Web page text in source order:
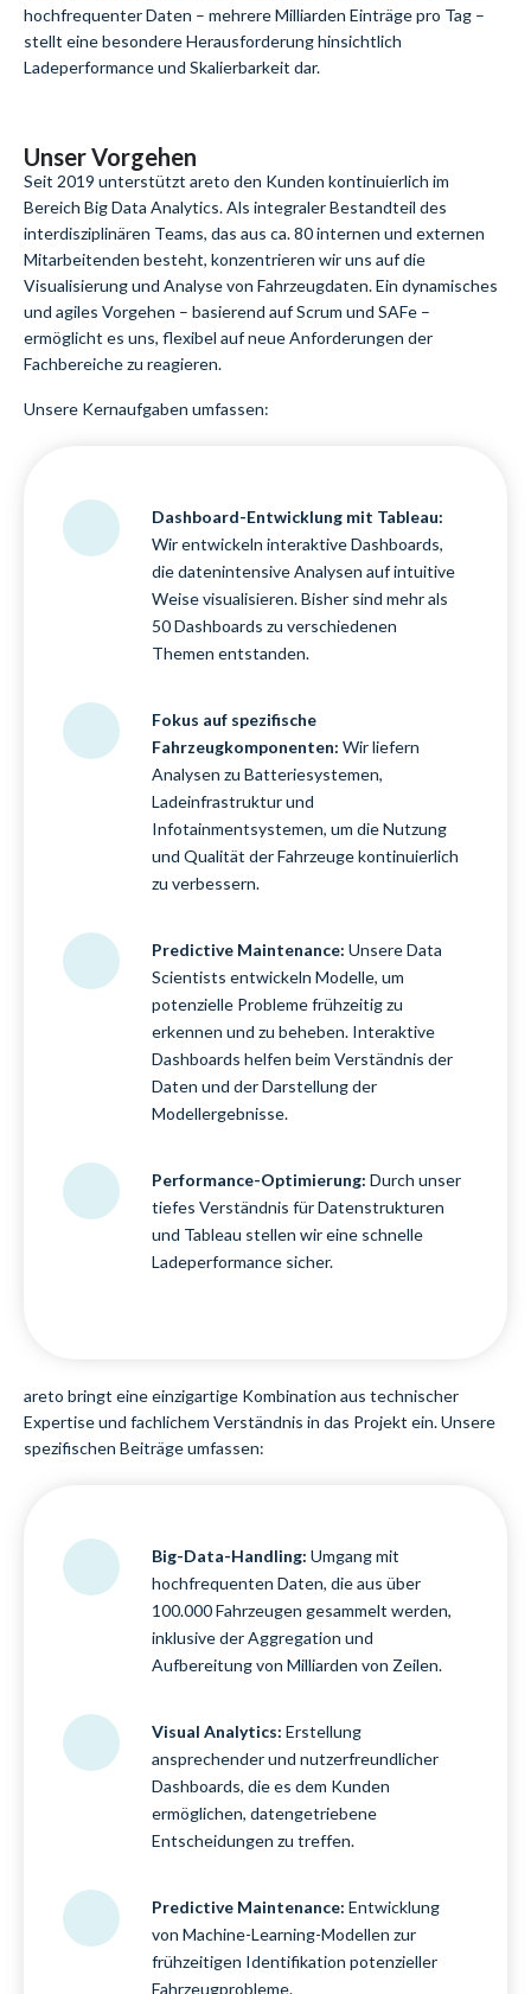
hochfrequenter Daten – mehrere Milliarden Einträgepro Tag –
stellt eine besondere Herausforderung hinsichtlich
Ladeperformance und Skalierbarkeit dar.
Unser Vorgehen
Seit 2019 unterstützt areto den Kunden kontinuierlich im
Bereich Big Data Analytics. Als integraler Bestandteil des
interdisziplinären Teams, das aus ca. 80 internen und externen
Mitarbeitenden besteht, konzentrieren wir uns auf die
Visualisierung und Analyse von Fahrzeugdaten. Ein dynamisches
und agiles Vorgehen – basierend auf Scrum und SAFe –
ermöglicht es uns, flexibel auf neue Anforderungen der
Fachbereiche zu reagieren.
Unsere Kernaufgaben umfassen:
Dashboard-Entwicklung mit Tableau:
Wir entwickeln interaktive Dashboards,
die datenintensive Analysen auf intuitive
Weise visualisieren. Bisher sind mehr als
50 Dashboards zu verschiedenen
Themen entstanden.
Fokus auf spezifische
Fahrzeugkomponenten: Wir liefern
Analysen zu Batteriesystemen,
Ladeinfrastruktur und
Infotainmentsystemen, um die Nutzung
und Qualität der Fahrzeuge kontinuierlich
zu verbessern.
Predictive Maintenance: Unsere Data
Scientists entwickeln Modelle, um
potenzielle Probleme frühzeitig zu
erkennen und zu beheben. Interaktive
Dashboards helfen beim Verständnis der
Daten und der Darstellung der
Modellergebnisse.
Performance-Optimierung: Durch unser
tiefes Verständnis für Datenstrukturen
und Tableau stellen wir eine schnelle
Ladeperformance sicher.
areto bringt eine einzigartige Kombination aus technischer
Expertise und fachlichem Verständnis in das Projekt ein. Unsere
spezifischen Beiträge umfassen:
Big-Data-Handling: Umgang mit
hochfrequenten Daten, die aus über
100.000 Fahrzeugen gesammelt werden,
inklusive der Aggregation und
Aufbereitung von Milliarden von Zeilen.
Visual Analytics: Erstellung
ansprechender und nutzerfreundlicher
Dashboards, die es dem Kunden
ermöglichen, datengetriebene
Entscheidungen zu treffen.
Predictive Maintenance: Entwicklung
von Machine-Learning-Modellen zur
frühzeitigen Identifikation potenzieller
Fahrzeugprobleme.